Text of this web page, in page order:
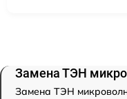
Замена ТЭН
Замена ТЭН